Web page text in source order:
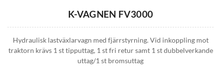
K-VAGNEN FV3000
Hydraulisk lastväxlarvagn med fjärrstyrning. Vid inkoppling mot
traktorn krävs 1 st tipputtag, 1 st fri retur samt 1 st dubbelverkande
uttag/1 st bromsuttag